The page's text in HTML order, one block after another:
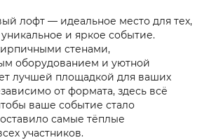
лофт — идеальное место для тех,
уникальное и яркое событие.
стенами,
оборудованием и уютной
лучшей площадкой для ваших
от формата, здесь всё
ваше событие стало
самые тёплые
участников.